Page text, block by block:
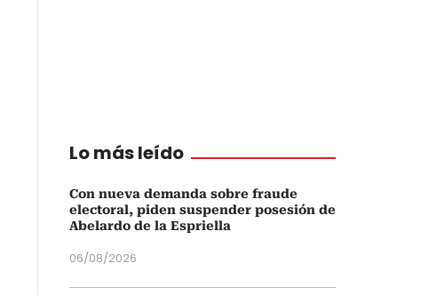
Lo más leído
Con nueva demanda sobre fraude
electoral, piden suspender posesión de
Abelardo de la Espriella
06/08/2026